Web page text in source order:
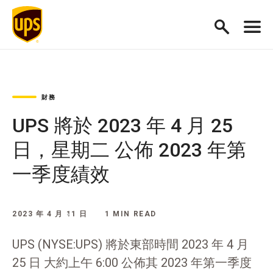
財務
UPS 將於 2023 年 4 月 25
日，星期二 公佈 2023 年第
一季度績效
2023 年 4 月 11 日 1 MIN READ
UPS (NYSE:UPS) 將於東部時間 2023 年 4 月
25 日 大約上午 6:00 公佈其 2023 年第一季度